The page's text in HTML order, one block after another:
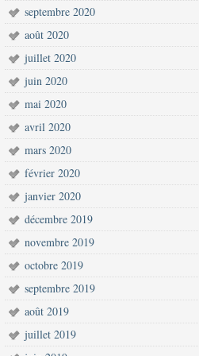
septembre 2020
août 2020
juillet 2020
juin 2020
mai 2020
avril 2020
mars 2020
février 2020
janvier 2020
décembre 2019
novembre 2019
octobre 2019
septembre 2019
août 2019
juillet 2019